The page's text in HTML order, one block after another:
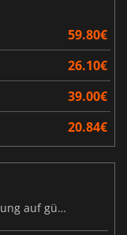
59.80€
26.10€
39.00€
20.84€
Steam Frame: Preis-Leak zerstört Hoffnung auf günstiges VR-Headset